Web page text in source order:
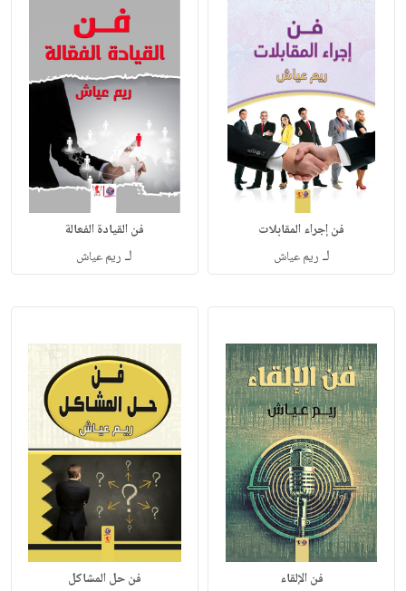
فن إجراء المقابلات
لـ ريم عياش
فن القيادة الفعالة
لـ ريم عياش
فن الإلقاء فن حل المشاكل